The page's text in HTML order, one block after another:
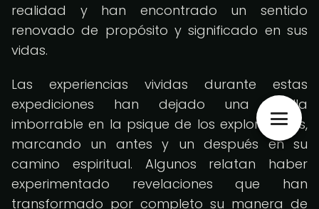
realidad y han encontrado un sentido
renovado de propósito y significado en sus
vidas.
Las experiencias vividas durante estas
expediciones han dejado una huella
imborrable en la psique de los exploradores,
marcando un antes y un después en su
camino espiritual. Algunos relatan haber
experimentado revelaciones que han
transformado por completo su manera de